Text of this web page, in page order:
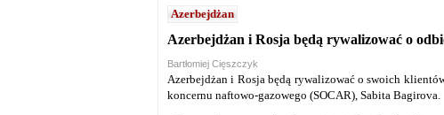
Azerbejdżan
Azerbejdżan i Rosja będą rywalizować o
Bartłomiej Cięszczyk
Azerbejdżan i Rosja będą rywalizować o swoich
koncernu naftowo-gazowego (SOCAR), Sabita Bagirova.